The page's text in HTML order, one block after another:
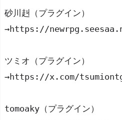
砂川赳（プラグイン）
→https://
ツミオ（プラグイン）
→https://x.com/
tomoaky（プラグイン）